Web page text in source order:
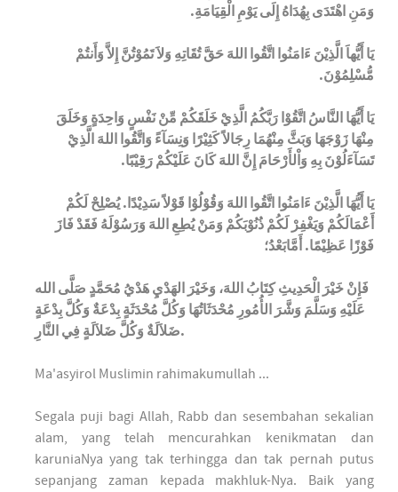
وَمَنِ اهْتَدَى بِهُدَاهُ إِلَى يَوْمِ الْقِيَامَةِ.
يَا أَيُّهاَ الَّذِيْنَ ءَامَنُوا اتَّقُوا اللهَ حَقَّ تُقَاتِهِ وَلاَ تَمُوْتُنَّ إِلاَّ وَأَنتُمْ
مُّسْلِمُوْنَ.
يَا أَيُّهَا النَّاسُ اتَّقُوْا رَبَّكُمُ الَّذِيْ خَلَقَكُمْ مِّنْ نَفْسٍ وَاحِدَةٍ وَخَلَقَ
مِنْهَا زَوْجَهَا وَبَثَّ مِنْهُمَا رِجَالاً كَثِيْرًا وَنِسَآءً وَاتَّقُوا اللهَ الَّذِيْ
تَسَآءَلُوْنَ بِهِ وَاْلأَرْحَامَ إِنَّ اللهَ كَانَ عَلَيْكُمْ رَقِيْبًا.
يَا أَيُّهَا الَّذِيْنَ ءَامَنُوا اتَّقُوا اللهَ وَقُوْلُوْا قَوْلاً سَدِيْدًا. يُصْلِحْ لَكُمْ
أَعْمَالَكُمْ وَيَغْفِرْ لَكُمْ ذُنُوْبَكُمْ وَمَنْ يُطِعِ اللهَ وَرَسُوْلَهُ فَقَدْ فَازَ
فَوْزًا عَظِيْمًا. أَمَّابَعْدُ؛
فَإِنْ خَيْرَ الْحَدِيثِ كِتَابُ اللهَ، وَخَيْرَ الهَدْيِ هَدْيُ مُحَمَّدٍ صَلَّى الله
عَلَيْهِ وَسَلَّمَ وَشَّرَ الأُمُورِ مُحْدَثَاتُهَا وَكُلَّ مُحْدَثَةٍ بِدْعَةٌ وَكُلَّ بِدْعَةٍ
ضَلاَلَةٌ وَكُلَّ ضَلاَلَةٍ فِي النَّارِ.
Ma'asyirol Muslimin rahimakumullah ...
Segala puji bagi Allah, Rabb dan sesembahan sekalian
alam, yang telah mencurahkan kenikmatan dan
karuniaNya yang tak terhingga dan tak pernah putus
sepanjang zaman kepada makhluk-Nya. Baik yang